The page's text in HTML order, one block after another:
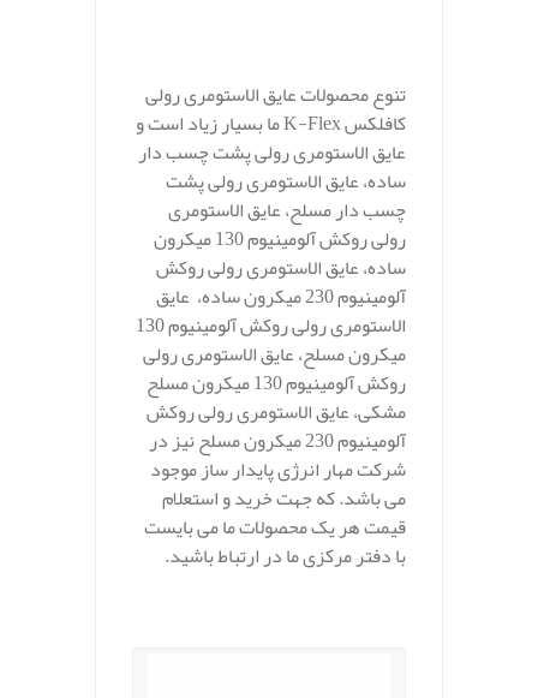
تنوع محصولات عایق الاستومری رولی
کافلکس K-Flex ما بسیار زیاد است و
عایق الاستومری رولی پشت چسب دار
ساده، عایق الاستومری رولی پشت
چسب دار مسلح، عایق الاستومری
رولی روکش آلومینیوم 130 میکرون
ساده، عایق الاستومری رولی روکش
آلومینیوم 230 میکرون ساده، عایق
الاستومری رولی روکش آلومینیوم 130
میکرون مسلح، عایق الاستومری رولی
روکش آلومینیوم 130 میکرون مسلح
مشکی، عایق الاستومری رولی روکش
آلومینیوم 230 میکرون مسلح نیز در
شرکت مهار انرژی پایدار ساز موجود
می باشد. که جهت خرید و استعلام
قیمت هر یک محصولات ما می بایست
با دفتر مرکزی ما در ارتباط باشید.